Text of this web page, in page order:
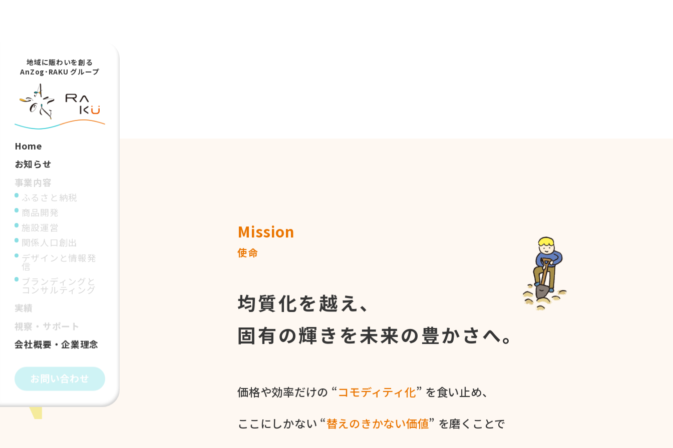
地域に賑わいを創る
AnZog･RAKU グループ
Home
お知らせ
事業内容
ふるさと納税
商品開発
施設運営
関係人口創出
デザインと情報発
信
ブランディングと
コンサルティング
実績
視察・サポート
会社概要・企業理念
お問い合わせ
Mission
使命
均質化を越え、
固有の輝きを未来の豊かさへ。
価格や​効率だけの​ “コモディティ化” を​食い​止め、
ここに​しかない​ “替えの​きかない​価値” を​磨く​ことで